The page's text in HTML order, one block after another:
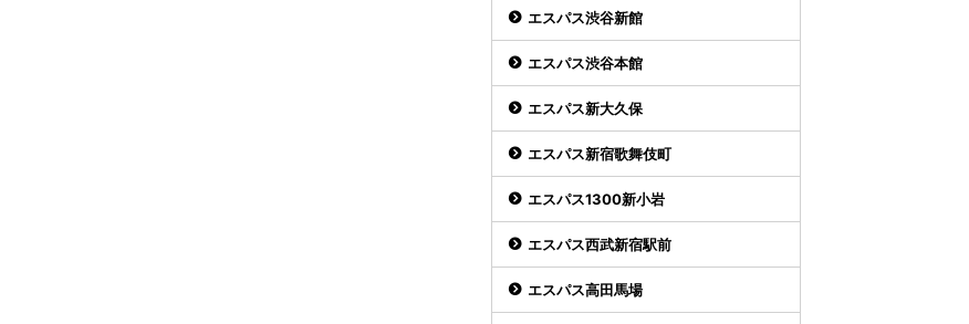
エスパス渋谷新館
エスパス渋谷本館
エスパス新大久保
エスパス新宿歌舞伎町
エスパス1300新小岩
エスパス西武新宿駅前
エスパス高田馬場